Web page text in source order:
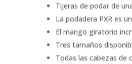
Tijeras de podar de
La podadera PXR es
El mango giratorio
Tres tamaños
Todas las cabezas